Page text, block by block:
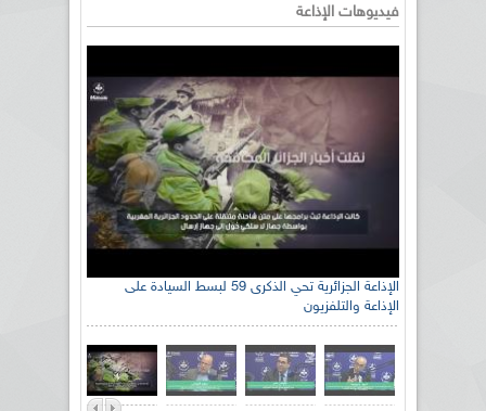
فيديوهات الإذاعة
الإذاعة الجزائرية تحي الذكرى 59 لبسط السيادة على
الإذاعة والتلفزيون